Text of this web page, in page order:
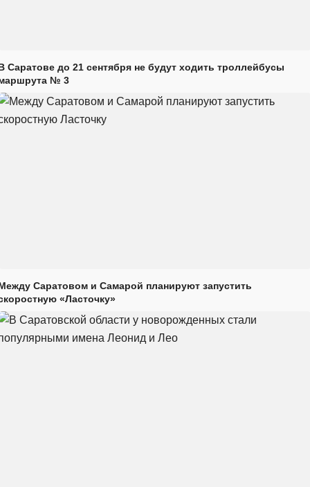
Саратове до 21 сентября не будут ходить троллейбусы
№ 3
Саратовом и Самарой планируют запустить
«Ласточку»